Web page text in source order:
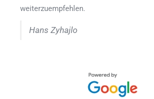
weiterzuempfehlen.
Hans Zyhajlo